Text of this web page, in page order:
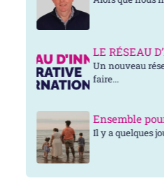
LE RÉSEAU
Un nouveau
faire...
Ensemble pour
Il y a quelques